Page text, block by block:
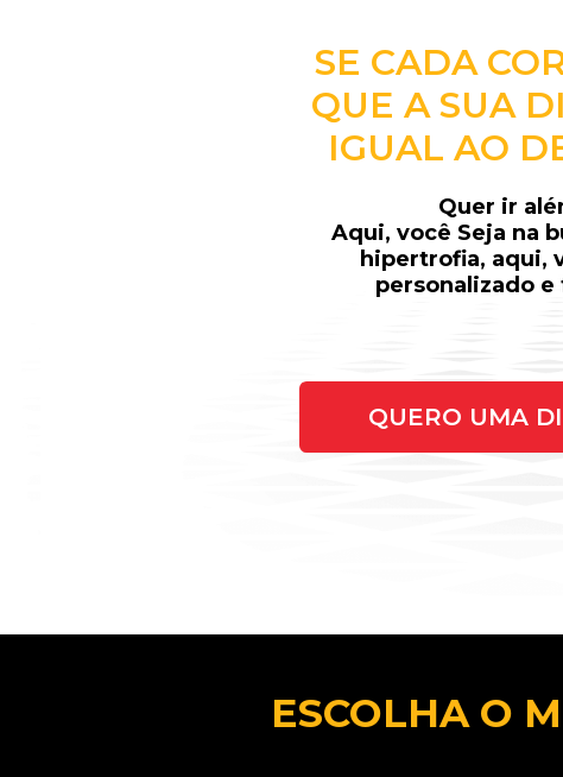
SE CADA
QUE A SUA
IGUAL AO
Quer ir
Aqui, você Seja na
hipertrofia, aqui,
personalizado
QUERO UMA
ESCOLHA O